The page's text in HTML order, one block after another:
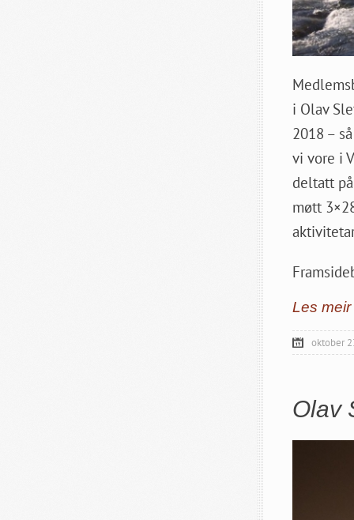
i Olav
2018 –
vi vore i
deltatt
møtt
Les meir
oktober
Olav